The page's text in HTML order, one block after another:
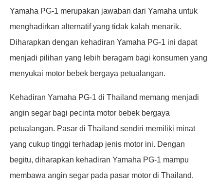
Yamaha PG-1 merupakan jawaban dari Yamaha untuk
menghadirkan alternatif yang tidak kalah menarik.
Diharapkan dengan kehadiran Yamaha PG-1 ini dapat
menjadi pilihan yang lebih beragam bagi konsumen yang
menyukai motor bebek bergaya petualangan.
Kehadiran Yamaha PG-1 di Thailand memang menjadi
angin segar bagi pecinta motor bebek bergaya
petualangan. Pasar di Thailand sendiri memiliki minat
yang cukup tinggi terhadap jenis motor ini. Dengan
begitu, diharapkan kehadiran Yamaha PG-1 mampu
membawa angin segar pada pasar motor di Thailand.